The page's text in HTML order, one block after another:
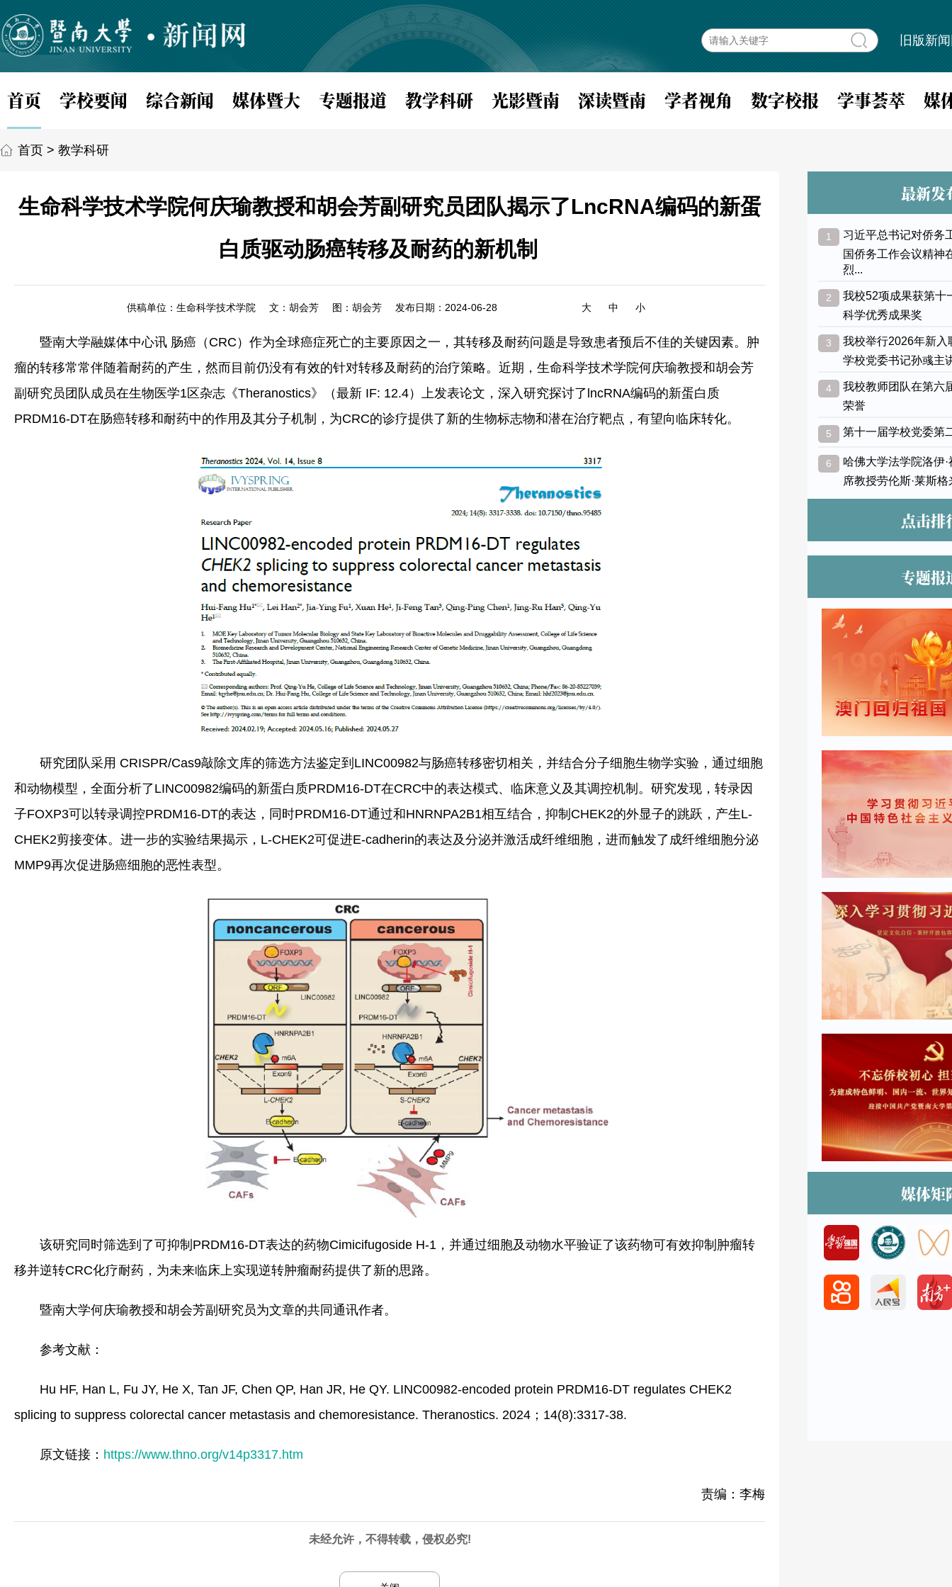
旧版新
首页 学校要闻 综合新闻 媒体暨大 专题报道 教学科研 光影暨南 深读暨南 学者视角 数字校报 学事荟萃 媒
首页 > 教学科研
生命科学技术学院何庆瑜教授和胡会芳副研究员团队揭示了LncRNA编码的新蛋
白质驱动肠癌转移及耐药的新机制
供稿单位：生命科学技术学院 文：胡会芳 图：胡会芳 发布日期：2024-06-28 大 中 小
暨南大学融媒体中心讯 肠癌（CRC）作为全球癌症死亡的主要原因之一，其转移及耐药问题是导致患者预后不佳的关键因素。肿
瘤的转移常常伴随着耐药的产生，然而目前仍没有有效的针对转移及耐药的治疗策略。近期，生命科学技术学院何庆瑜教授和胡会芳
副研究员团队成员在生物医学1区杂志《Theranostics》（最新 IF: 12.4）上发表论文，深入研究探讨了lncRNA编码的新蛋白质
PRDM16-DT在肠癌转移和耐药中的作用及其分子机制，为CRC的诊疗提供了新的生物标志物和潜在治疗靶点，有望向临床转化。
研究团队采用 CRISPR/Cas9敲除文库的筛选方法鉴定到LINC00982与肠癌转移密切相关，并结合分子细胞生物学实验，通过细胞
和动物模型，全面分析了LINC00982编码的新蛋白质PRDM16-DT在CRC中的表达模式、临床意义及其调控机制。研究发现，转录因
子FOXP3可以转录调控PRDM16-DT的表达，同时PRDM16-DT通过和HNRNPA2B1相互结合，抑制CHEK2的外显子的跳跃，产生L-
CHEK2剪接变体。进一步的实验结果揭示，L-CHEK2可促进E-cadherin的表达及分泌并激活成纤维细胞，进而触发了成纤维细胞分泌
MMP9再次促进肠癌细胞的恶性表型。
该研究同时筛选到了可抑制PRDM16-DT表达的药物Cimicifugoside H-1，并通过细胞及动物水平验证了该药物可有效抑制肿瘤转
移并逆转CRC化疗耐药，为未来临床上实现逆转肿瘤耐药提供了新的思路。
暨南大学何庆瑜教授和胡会芳副研究员为文章的共同通讯作者。
参考文献：
Hu HF, Han L, Fu JY, He X, Tan JF, Chen QP, Han JR, He QY. LINC00982-encoded protein PRDM16-DT regulates CHEK2
splicing to suppress colorectal cancer metastasis and chemoresistance. Theranostics. 2024；14(8):3317-38.
原文链接： https://www.thno.org/v14p3317.htm
责编：李梅
未经允许，不得转载，侵权必究!
最新发
1 习近平总书记对侨务
国侨务工作会议精神
烈...
2 我校52项成果获第十
科学优秀成果奖
3 我校举行2026年新入
学校党委书记孙彧主
4 我校教师团队在第六
荣誉
5 第十一届学校党委第
6 哈佛大学法学院洛伊
席教授劳伦斯·莱斯
点击排
专题报
媒体矩